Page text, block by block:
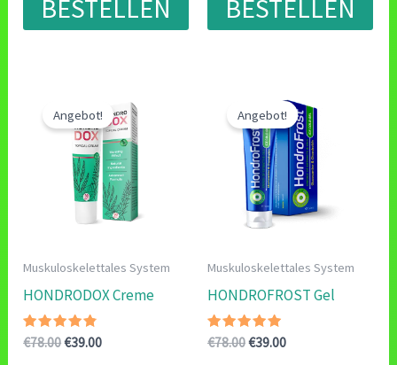
€78.00 €39.00.
BESTELLEN
€78.00 €39.00.
BESTELLEN
Angebot!
Muskuloskelettales System
HONDRODOX Creme
Bewertet
€78.00Ursprünglicher
€39.00Aktueller
Angebot!
Muskuloskelettales System
HONDROFROST Gel
Bewertet
€78.00Ursprünglicher
€39.00Aktueller